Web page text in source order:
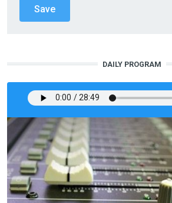
DAILY PROGRAM